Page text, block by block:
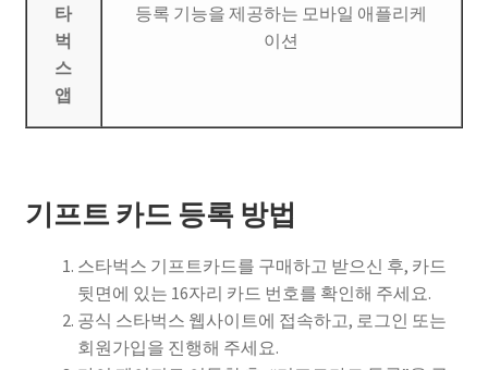
타
벅
스
앱
등록 기능을 제공하는 모바일 애플리케
이션
기프트 카드 등록 방법
스타벅스 기프트카드를 구매하고 받으신 후, 카드
뒷면에 있는 16자리 카드 번호를 확인해 주세요.
공식 스타벅스 웹사이트에 접속하고, 로그인 또는
회원가입을 진행해 주세요.